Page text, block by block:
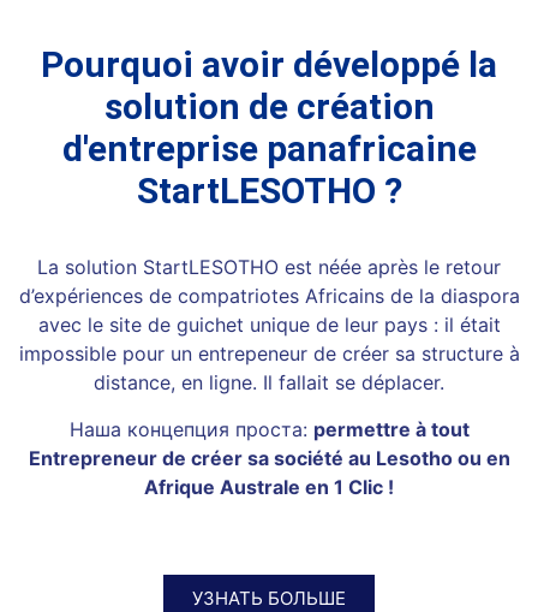
Pourquoi avoir développé la
solution de création
d'entreprise panafricaine
StartLESOTHO ?
La solution StartLESOTHO est néée après le retour
d’expériences de compatriotes Africains de la diaspora
avec le site de guichet unique de leur pays : il était
impossible pour un entrepeneur de créer sa structure à
distance, en ligne. Il fallait se déplacer.
Наша концепция проста: permettre à tout
Entrepreneur de créer sa société au Lesotho ou en
Afrique Australe en 1 Clic !
УЗНАТЬ БОЛЬШЕ